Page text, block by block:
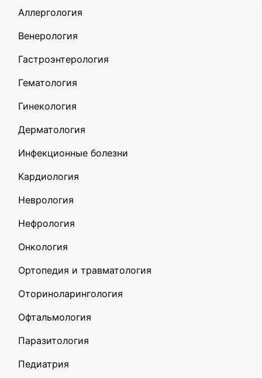
Аллергология
Венерология
Гастроэнтерология
Гематология
Гинекология
Дерматология
Инфекционные болезни
Кардиология
Неврология
Нефрология
Онкология
Ортопедия и травматология
Оториноларингология
Офтальмология
Паразитология
Педиатрия